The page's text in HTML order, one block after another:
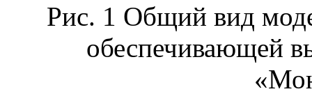
Рис. 1 Общий вид
обеспечивающей